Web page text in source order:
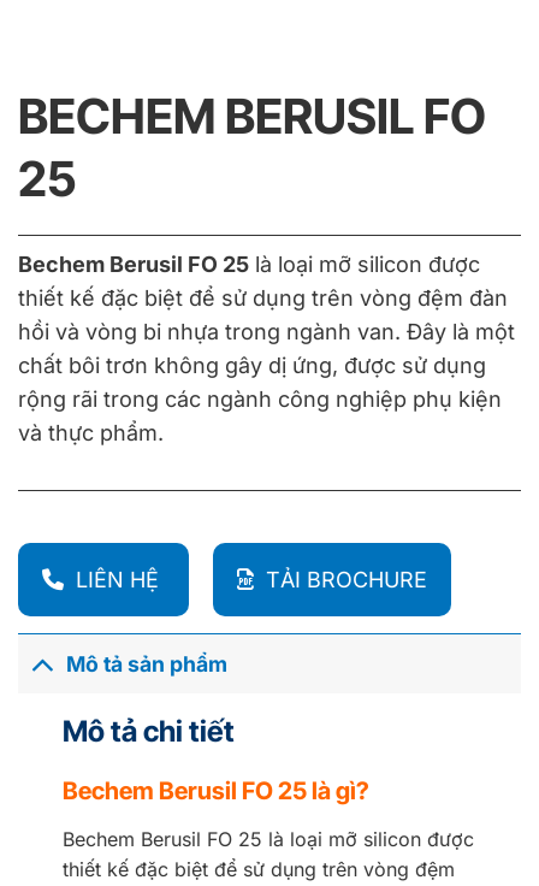
BECHEM BERUSIL FO
25
Bechem Berusil FO 25 là loại mỡ silicon được
thiết kế đặc biệt để sử dụng trên vòng đệm đàn
hồi và vòng bi nhựa trong ngành van. Đây là một
chất bôi trơn không gây dị ứng, được sử dụng
rộng rãi trong các ngành công nghiệp phụ kiện
và thực phẩm.
LIÊN HỆ TẢI BROCHURE
Mô tả sản phẩm
Mô tả chi tiết
Bechem Berusil FO 25 là gì?
Bechem Berusil FO 25 là loại mỡ silicon được
thiết kế đặc biệt để sử dụng trên vòng đệm